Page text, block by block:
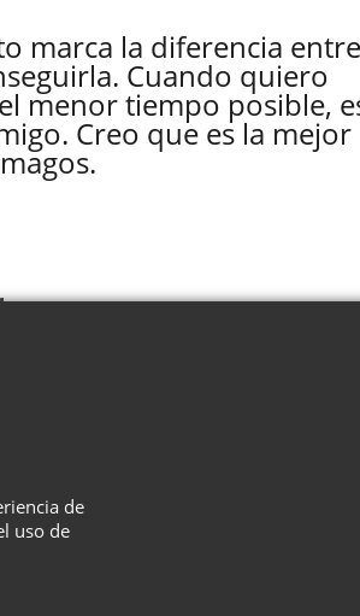
marca la diferencia entre
Cuando quiero
menor tiempo posible,
Creo que es la mejor
de
uso de